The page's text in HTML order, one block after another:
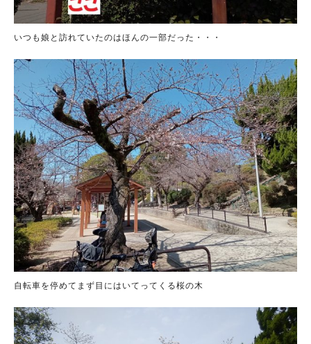
いつも娘と訪れていたのはほんの一部だった・・・
自転車を停めてまず目にはいてってくる桜の木